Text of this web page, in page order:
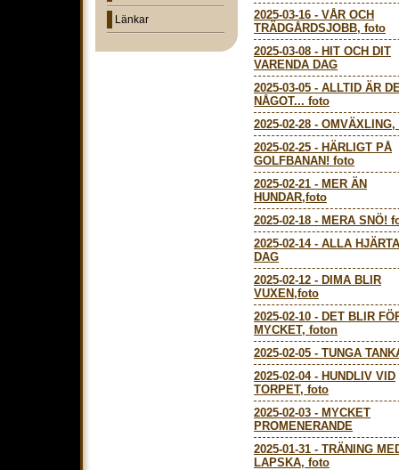
Länkar
2025-03-16 - VÅR OCH
TRÄDGÅRDSJOBB, foto
2025-03-08 - HIT OCH DIT
VARENDA DAG
2025-03-05 - ALLTID ÄR
NÅGOT... foto
2025-02-28 -
2025-02-25 - HÄRLIGT PÅ
GOLFBANAN! foto
2025-02-21 - MER ÄN
HUNDAR,foto
2025-02-18 - MERA SNÖ!
2025-02-14- ALLA
DAG
2025-02-12 - DIMA BLIR
VUXEN,foto
2025-02-10 - DET BLIR
MYCKET, foton
2025-02-05 - TUNGA
2025-02-04- HUNDLIV VID
TORPET, foto
2025-02-03 - MYCKET
PROMENERANDE
2025-01-31 - TRÄNING
LAPSKA, foto